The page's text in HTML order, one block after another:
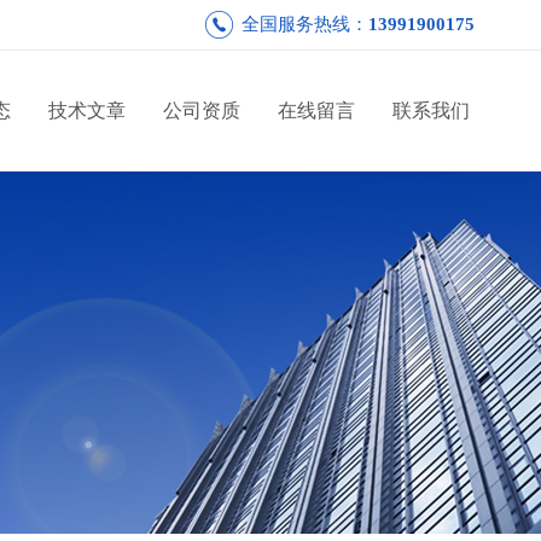
全国服务热线： 13991900175
技术文章 公司资质 在线留言 联系我们